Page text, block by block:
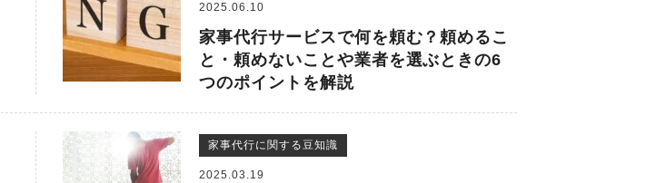
2025.06.10
家事代行サービスで何を頼む？頼めるこ
と・頼めないことや業者を選ぶときの6
つのポイントを解説
家事代行に関する豆知識
2025.03.19